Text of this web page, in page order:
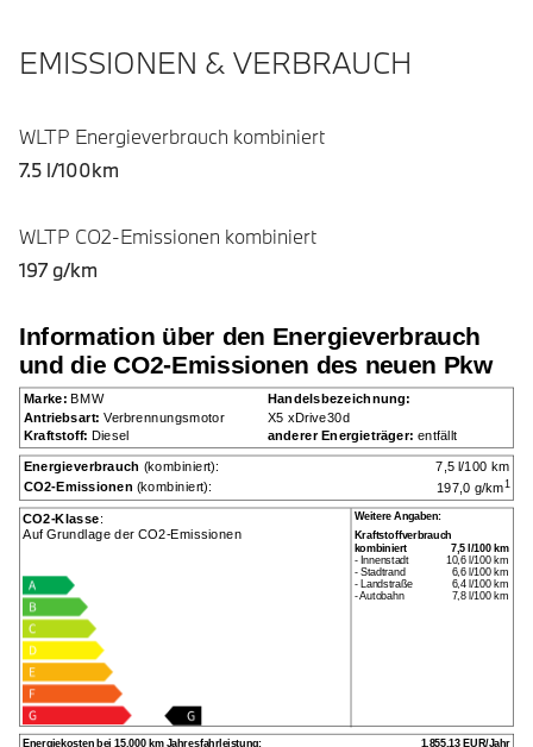
EMISSIONEN & VERBRAUCH
WLTP Energieverbrauch kombiniert
7.5 l/100km
WLTP CO2-Emissionen kombiniert
197 g/km